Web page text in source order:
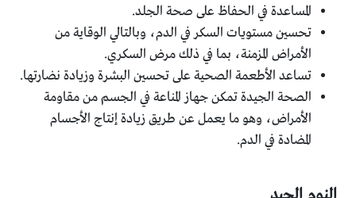
المساعدة في الحفاظ على صحة الجلد.
تحسين مستويات السكر في الدم، وبالتالي الوقاية من
الأمراض المزمنة، بما في ذلك مرض السكري.
تساعد الأطعمة الصحية على تحسين البشرة وزيادة نضارتها.
الصحة الجيدة تمكن جهاز المناعة في الجسم من مقاومة
الأمراض، وهو ما يعمل عن طريق زيادة إنتاج الأجسام
المضادة في الدم.